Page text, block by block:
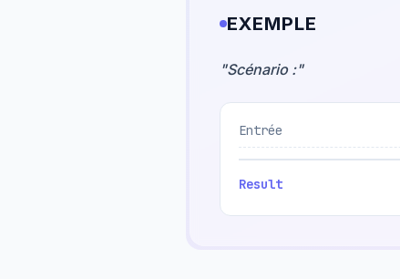
EXEMPLE
"Scénario :"
Entrée
Result